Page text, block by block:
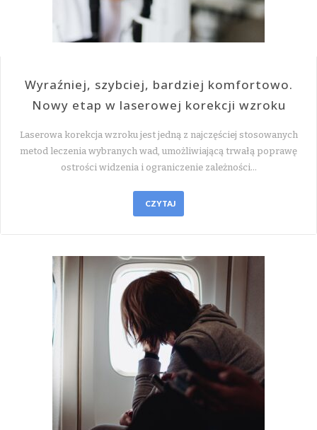
Wyraźniej, szybciej, bardziej komfortowo.
Nowy etap w laserowej korekcji wzroku
Laserowa korekcja wzroku jest jedną z najczęściej stosowanych
metod leczenia wybranych wad, umożliwiającą trwałą poprawę
ostrości widzenia i ograniczenie zależności…
CZYTAJ